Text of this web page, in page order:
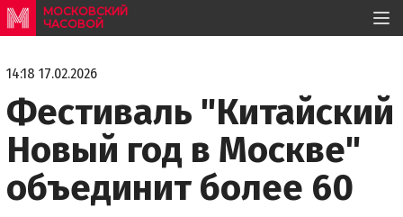
МОСКОВСКИЙ
ЧАСОВОЙ
14:18 17.02.2026
Фестиваль "Китайский
Новый год в Москве"
объединит более 60